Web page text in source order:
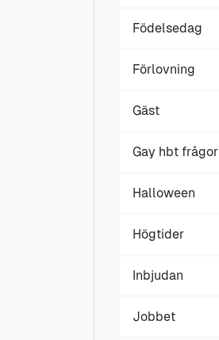
Födelsedag
Förlovning
Gäst
Gay hbt frågor
Halloween
Högtider
Inbjudan
Jobbet